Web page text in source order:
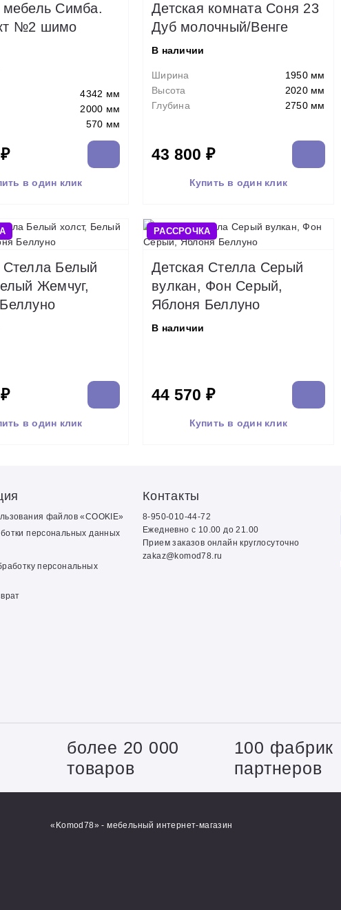
мебель Симба.
№2 шимо
4342 мм
2000 мм
570 мм
в один клик
Детская комната Соня 23
Дуб молочный/Венге
В наличии
Ширина
1950 мм
Высота
2020 мм
Глубина
2750 мм
43 800 ₽
Купить в один клик
Стелла Белый
Жемчуг,
в один клик
РАССРОЧКА
Детская Стелла Серый
вулкан, Фон Серый,
Яблоня Беллуно
В наличии
44 570 ₽
Купить в один клик
файлов «COOKIE»
персональных данных
персональных
Контакты
8-950-010-44-72
Ежедневно с 10.00 до 21.00
Прием заказов онлайн круглосуточно
zakaz@komod78.ru
более 20 000
товаров
100 фабрик
партнеров
«Komod78» - мебельный интернет-магазин